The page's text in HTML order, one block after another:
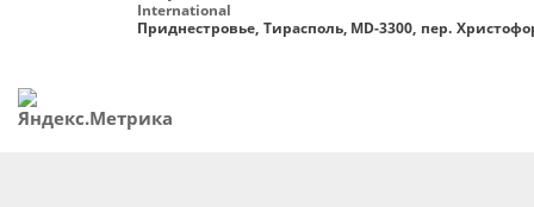
International
Приднестровье, Тирасполь, MD-3300, пер.